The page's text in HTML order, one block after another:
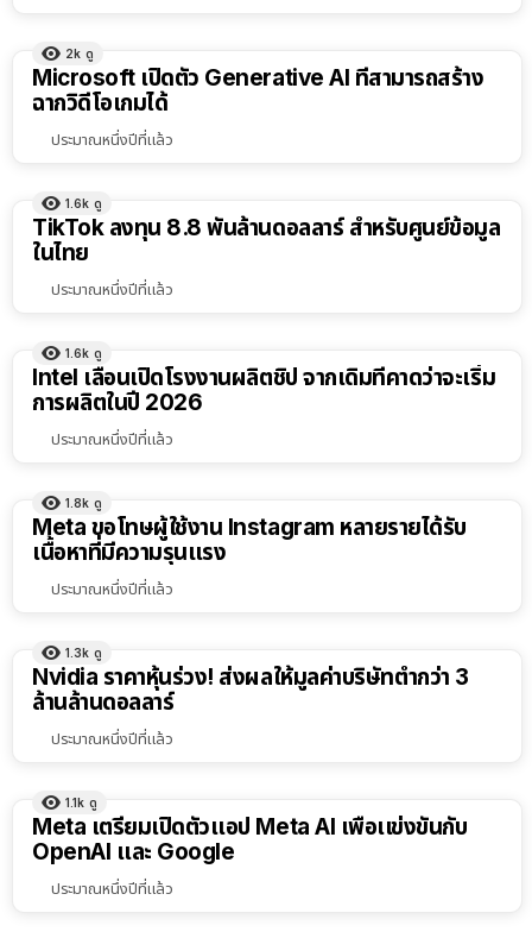
2k ดู
Microsoft เปิดตัว Generative AI ที่สามารถสร้าง
ฉากวิดีโอเกมได้
ประมาณหนึ่งปีที่แล้ว
1.6k ดู
TikTok ลงทุน 8.8 พันล้านดอลลาร์ สำหรับศูนย์ข้อมูล
ในไทย
ประมาณหนึ่งปีที่แล้ว
1.6k ดู
Intel เลื่อนเปิดโรงงานผลิตชิป จากเดิมที่คาดว่าจะเริ่ม
การผลิตในปี 2026
ประมาณหนึ่งปีที่แล้ว
1.8k ดู
Meta ขอโทษผู้ใช้งาน Instagram หลายรายได้รับ
เนื้อหาที่มีความรุนแรง
ประมาณหนึ่งปีที่แล้ว
1.3k ดู
Nvidia ราคาหุ้นร่วง! ส่งผลให้มูลค่าบริษัทต่ำกว่า 3
ล้านล้านดอลลาร์
ประมาณหนึ่งปีที่แล้ว
1.1k ดู
Meta เตรียมเปิดตัวเเอป Meta AI เพื่อเเข่งขันกับ
OpenAI เเละ Google
ประมาณหนึ่งปีที่แล้ว